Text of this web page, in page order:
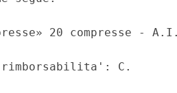
20 compresse -